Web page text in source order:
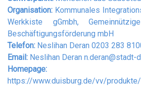
Organisation: Kommunales
Werkkiste gGmbh,
Beschäftigungsförderung mbH
Telefon: Neslihan Deran 0203 283
Email: Neslihan Deran n.deran@stadt-
Homepage:
https://www.duisburg.de/vv/